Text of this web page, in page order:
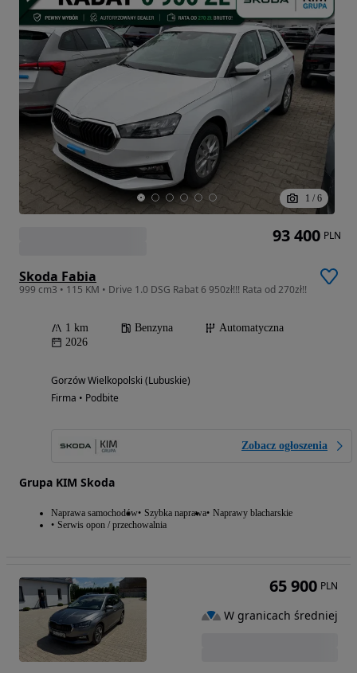
1 / 6
Skoda Fabia
999 cm3 • 115 KM • Drive 1.0 DSG Rabat 6 950zł!!! Rata od 270zł!!
1 km Benzyna
Automatyczna
2026
Gorzów Wielkopolski (Lubuskie)
Firma • Podbite
Zobacz ogłoszenia
Grupa KIM Skoda
Naprawa samochodów Szybka naprawa Naprawy blacharskie
Serwis opon / przechowalnia
93 400 PLN
65 900 PLN
W granicach średniej